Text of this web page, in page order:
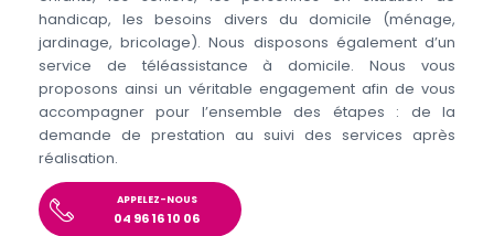
handicap, les besoins divers du domicile (ménage,
jardinage, bricolage). Nous disposons également d’un
service de téléassistance à domicile. Nous vous
proposons ainsi un véritable engagement afin de vous
accompagner pour l’ensemble des étapes : de la
demande de prestation au suivi des services après
réalisation.
APPELEZ-NOUS
04 96 16 10 06